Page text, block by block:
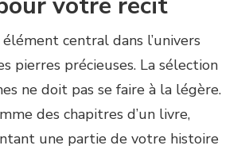
élément central dans l’univers
pierres précieuses. La sélection
ne doit pas se faire à la légère.
des chapitres d’un livre,
une partie de votre histoire